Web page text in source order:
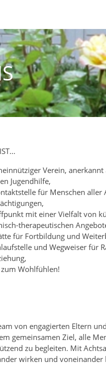
Verein,
Jugendhilfe,
für Menschen
mit einer Vielfalt von
therapeutischen
für Fortbildung und
und Wegweiser für
Wohlfühlen!
von engagierten Eltern
gemeinsamen Ziel, alle
zu begleiten. Mit
wirken und voneinander